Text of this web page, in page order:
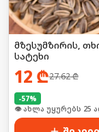
მზესუმზირის,
სატეხი
12 ₾27.62₾
-57%
🛒 ბოლო 24სთ-ში